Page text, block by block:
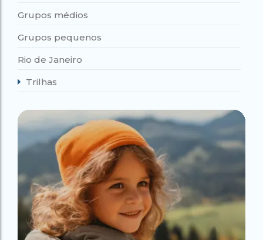
Grupos médios
Grupos pequenos
Rio de Janeiro
Trilhas